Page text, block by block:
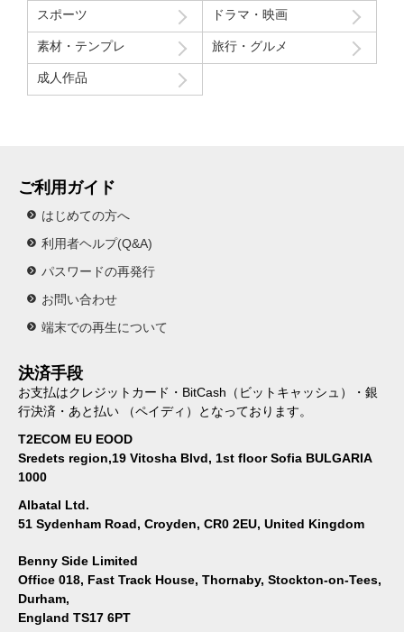
スポーツ ドラマ・映画
素材・テンプレ 旅行・グルメ
成人作品
ご利用ガイド
はじめての方へ
利用者ヘルプ(Q&A)
パスワードの再発行
お問い合わせ
端末での再生について
決済手段
お支払はクレジットカード・BitCash（ビットキャッシュ）・銀
行決済・あと払い （ペイディ）となっております。
T2ECOM EU EOOD
Sredets region,19 Vitosha Blvd, 1st floor Sofia BULGARIA
1000
Albatal Ltd.
51 Sydenham Road, Croyden, CR0 2EU, United Kingdom
Benny Side Limited
Office 018, Fast Track House, Thornaby, Stockton-on-Tees,
Durham,
England TS17 6PT